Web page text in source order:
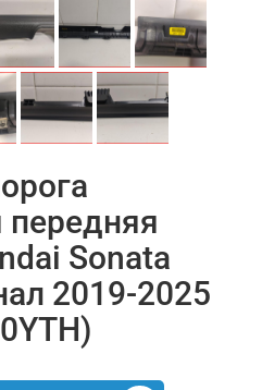
передняя
Sonata
2019-2025